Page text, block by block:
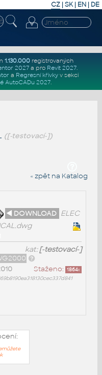
CZ | SK| EN | DE
1.130.000registrovaných
2027a pro Revit 2027.
a Regresní křivkyv sekci
AutoCADu 2027.
([-testovací-])
« zpět na Katalog
◄ DOWNLOAD ELEC
kat:[-testovací-]
Staženo: 1864x